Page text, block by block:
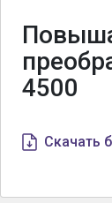
4500
Скачать